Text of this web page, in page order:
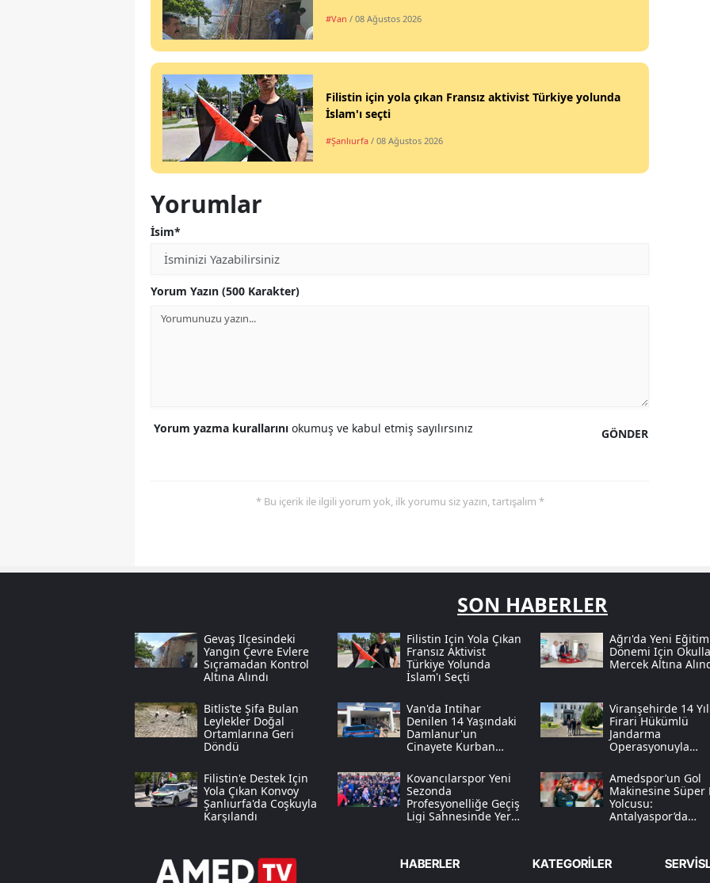
#Van / 08 Ağustos 2026
Filistin için yola çıkan Fransız aktivist Türkiye yolunda
İslam'ı seçti
#Şanlıurfa / 08 Ağustos 2026
Yorumlar
İsim*
Yorum Yazın (500 Karakter)
GÖNDER
Yorum yazma kurallarını okumuş ve kabul etmiş sayılırsınız
* Bu içerik ile ilgili yorum yok, ilk yorumu siz yazın, tartışalım *
SON HABERLER
Gevaş Ilçesindeki
Yangın Çevre Evlere
Sıçramadan Kontrol
Altına Alındı
Filistin Için Yola Çıkan
Fransız Aktivist
Türkiye Yolunda
İslam'ı Seçti
Ağrı'da Yeni Eğitim
Dönemi Için
Mercek Altına
Bitlis’te Şifa Bulan
Leylekler Doğal
Ortamlarına Geri
Döndü
Van'da Intihar
Denilen 14 Yaşındaki
Damlanur'un
Cinayete Kurban
Viranşehirde 14
Firari Hükümlü
Jandarma
Operasyonuyla
Filistin'e Destek Için
Yola Çıkan Konvoy
Şanlıurfa'da Coşkuyla
Karşılandı
Kovancılarspor Yeni
Sezonda
Profesyonelliğe Geçiş
Ligi Sahnesinde Yer
Amedspor’un Gol
Makinesine Süper
Yolcusu:
Antalyaspor’da
HABERLER KATEGORİLER